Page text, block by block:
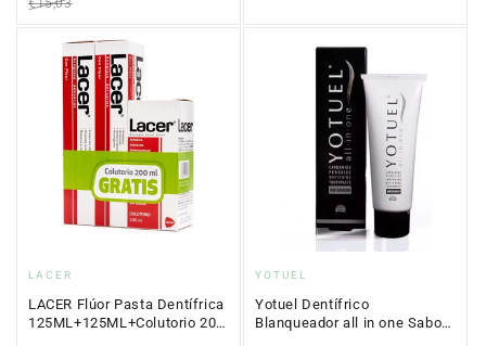
€15,03
Proveedor:
LACER
LACER Flúor Pasta Dentífrica
125ML+125ML+Colutorio 200
Proveedor:
YOTUEL
Yotuel Dentífrico
Blanqueador all in one Sabor